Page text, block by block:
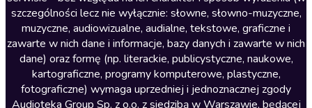
Literatura obyczajowa
Literatura piękna obca
Literatura piękna polska
Nagrania relaksacyjne
szczególności lecz nie wyłącznie: słowne, słowno-muzyczne,
muzyczne, audiowizualne, audialne, tekstowe, graficzne i
zawarte w nich dane i informacje, bazy danych i zawarte w nich
dane) oraz formę (np. literackie, publicystyczne, naukowe,
kartograficzne, programy komputerowe, plastyczne,
fotograficzne) wymaga uprzedniej i jednoznacznej zgody
Audioteka Group Sp. z o.o. z siedzibą w Warszawie, będącej